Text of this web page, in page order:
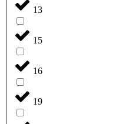
13
15
16
19